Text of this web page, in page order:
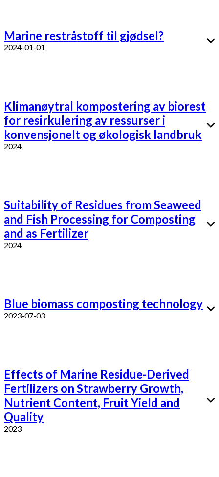
Marine restråstoff til gjødsel?
2024-01-01
Klimanøytral kompostering av biorest
for resirkulering av ressurser i
konvensjonelt og økologisk landbruk
2024
Suitability of Residues from Seaweed
and Fish Processing for Composting
and as Fertilizer
2024
Blue biomass composting technology
2023-07-03
Effects of Marine Residue-Derived
Fertilizers on Strawberry Growth,
Nutrient Content, Fruit Yield and
Quality
2023